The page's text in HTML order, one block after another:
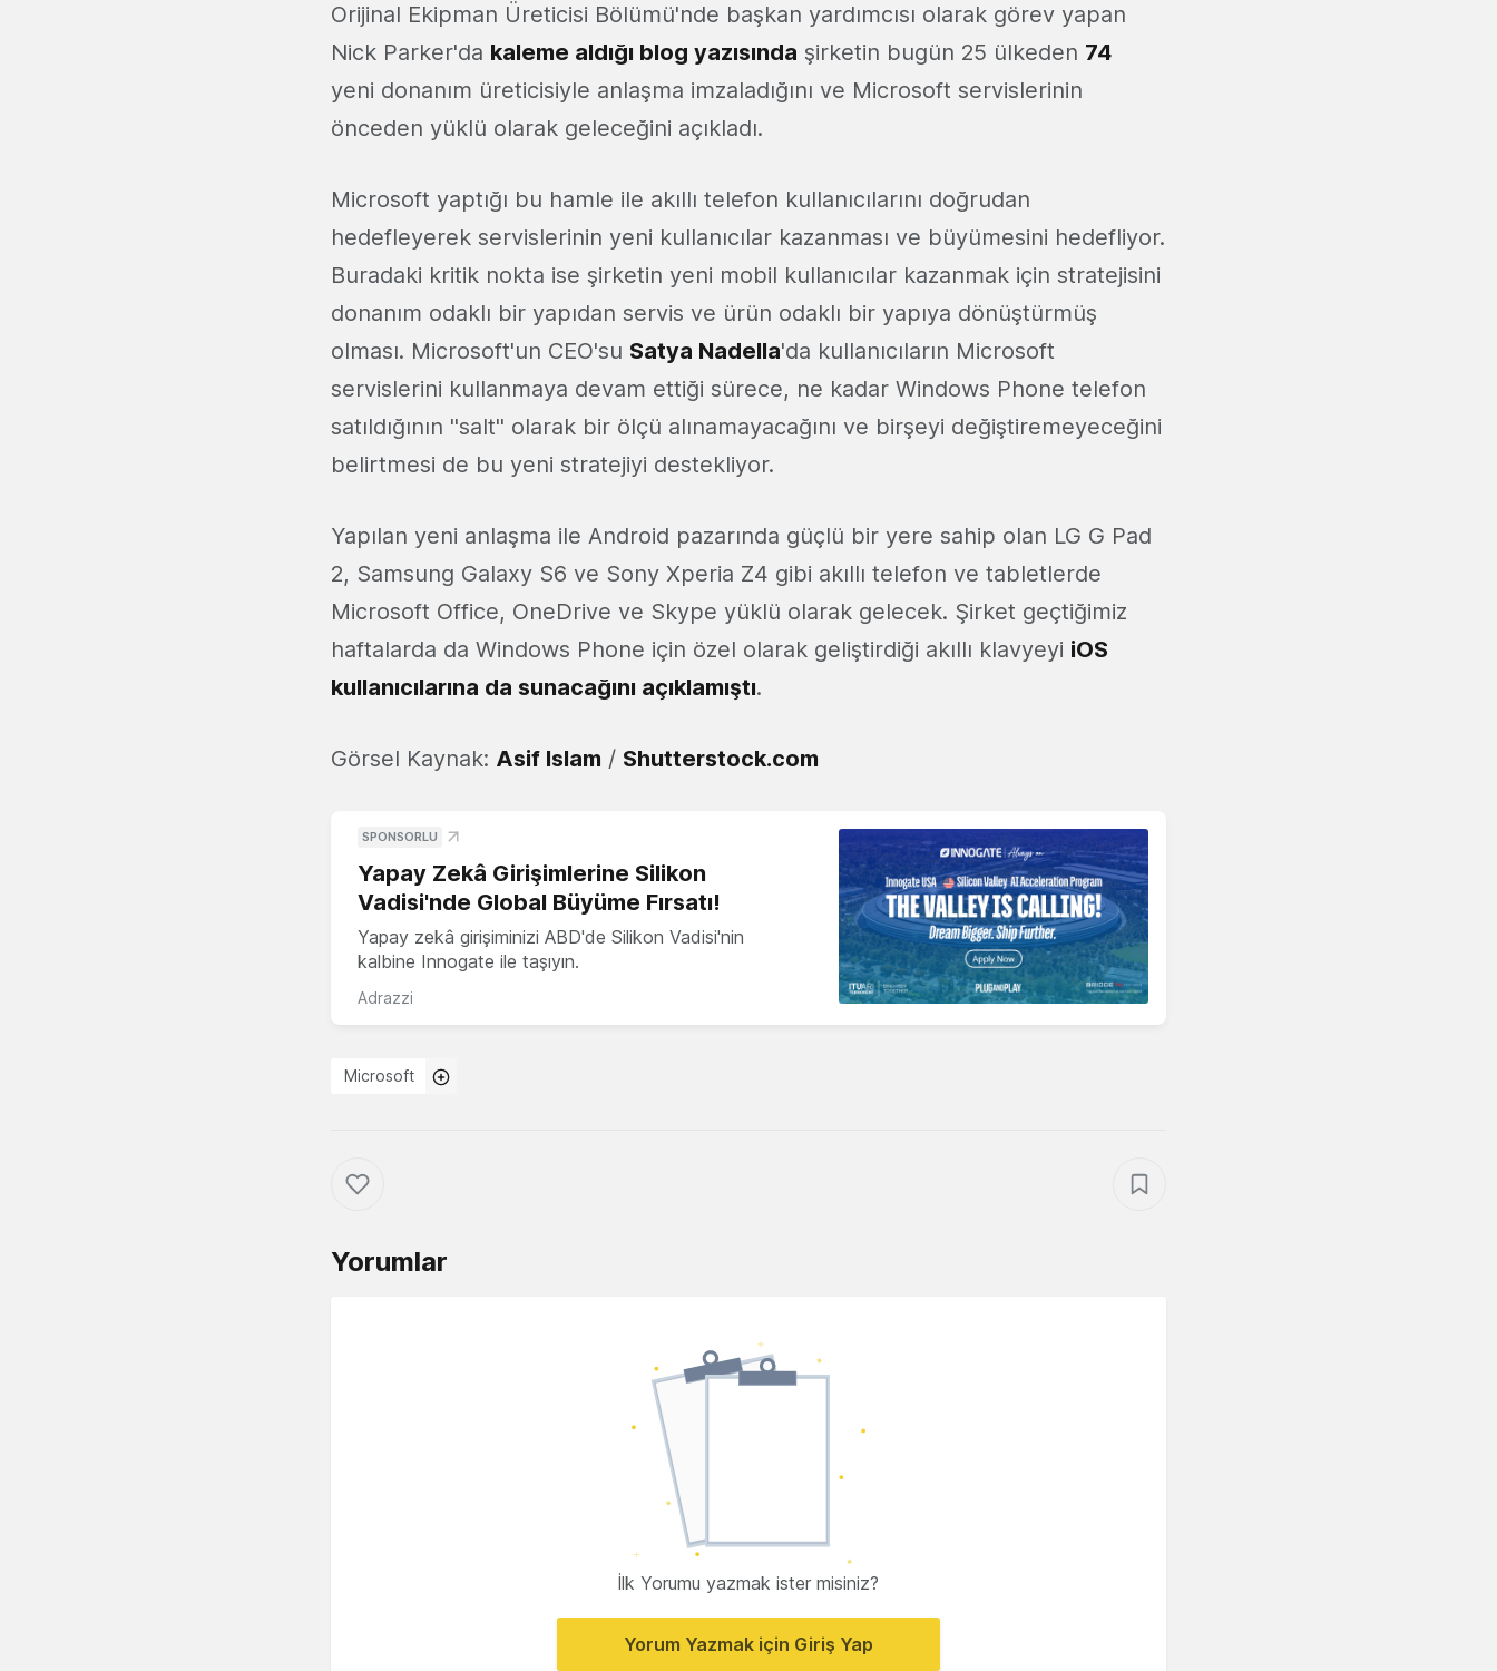
Orijinal Ekipman Üreticisi Bölümü'nde başkan yardımcısı olarak görev yapan
Nick Parker'da kaleme aldığı blog yazısında şirketin bugün 25 ülkeden 74
yeni donanım üreticisiyle anlaşma imzaladığını ve Microsoft servislerinin
önceden yüklü olarak geleceğini açıkladı.
Microsoft yaptığı bu hamle ile akıllı telefon kullanıcılarını doğrudan
hedefleyerek servislerinin yeni kullanıcılar kazanması ve büyümesini hedefliyor.
Buradaki kritik nokta ise şirketin yeni mobil kullanıcılar kazanmak için stratejisini
donanım odaklı bir yapıdan servis ve ürün odaklı bir yapıya dönüştürmüş
olması. Microsoft'un CEO'su Satya Nadella'da kullanıcıların Microsoft
servislerini kullanmaya devam ettiği sürece, ne kadar Windows Phone telefon
satıldığının ''salt'' olarak bir ölçü alınamayacağını ve birşeyi değiştiremeyeceğini
belirtmesi de bu yeni stratejiyi destekliyor.
Yapılan yeni anlaşma ile Android pazarında güçlü bir yere sahip olan LG G Pad
2, Samsung Galaxy S6 ve Sony Xperia Z4 gibi akıllı telefon ve tabletlerde
Microsoft Office, OneDrive ve Skype yüklü olarak gelecek. Şirket geçtiğimiz
haftalarda da Windows Phone için özel olarak geliştirdiği akıllı klavyeyi iOS
kullanıcılarına da sunacağını açıklamıştı.
Görsel Kaynak: Asif Islam / Shutterstock.com
SPONSORLU
Yapay Zekâ Girişimlerine Silikon
Vadisi'nde Global Büyüme Fırsatı!
Yapay zekâ girişiminizi ABD'de Silikon Vadisi'nin
kalbine Innogate ile taşıyın.
Adrazzi
Microsoft
Yorumlar
İlk Yorumu yazmak ister misiniz?
Yorum Yazmak için Giriş Yap